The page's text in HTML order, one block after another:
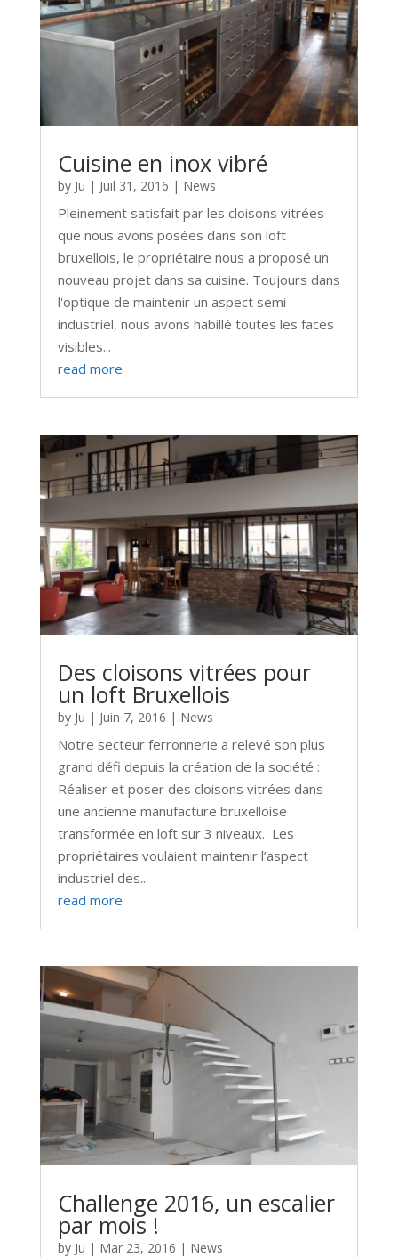
Cuisine en inox vibré
by Ju | Juil 31, 2016 | News
Pleinement satisfait par les cloisons vitrées
que nous avons posées dans son loft
bruxellois, le propriétaire nous a proposé un
nouveau projet dans sa cuisine. Toujours dans
l'optique de maintenir un aspect semi
industriel, nous avons habillé toutes les faces
visibles...
read more
Des cloisons vitrées pour
un loft Bruxellois
by Ju | Juin 7, 2016 | News
Notre secteur ferronnerie a relevé son plus
grand défi depuis la création de la société :
Réaliser et poser des cloisons vitrées dans
une ancienne manufacture bruxelloise
transformée en loft sur 3 niveaux. Les
propriétaires voulaient maintenir l’aspect
industriel des...
read more
Challenge 2016, un escalier
par mois !
by Ju | Mar 23, 2016 | News